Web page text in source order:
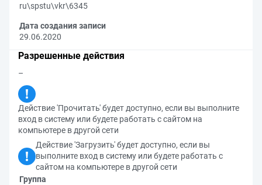
ru\spstu\vkr\6345
Дата создания записи
29.06.2020
Разрешенные действия
–
Действие 'Прочитать' будет доступно, если вы выполните
вход в систему или будете работать с сайтом на
компьютере в другой сети
Действие 'Загрузить' будет доступно, если вы
выполните вход в систему или будете работать с
сайтом на компьютере в другой сети
Группа